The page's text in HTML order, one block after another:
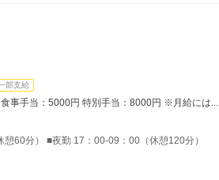
部支給
事手当：5000円 特別手当：8000円 ※月給には...
60分） ■夜勤 17：00-09：00（休憩120分）